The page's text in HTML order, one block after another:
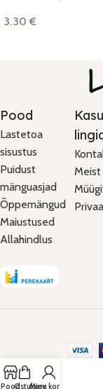
3.30€
Pood
Lastetoa
sisustus
Puidust
mänguasjad
Õppemängud
Maiustused
Allahindlus
Meist
PoodOstukorvMinu konto